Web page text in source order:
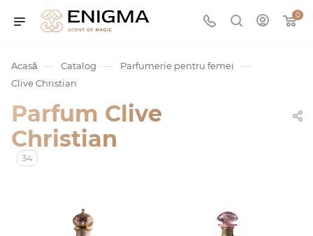
0
Acasă — Catalog — Parfumerie pentru femei —
Clive Christian
Parfum Clive
Christian
34